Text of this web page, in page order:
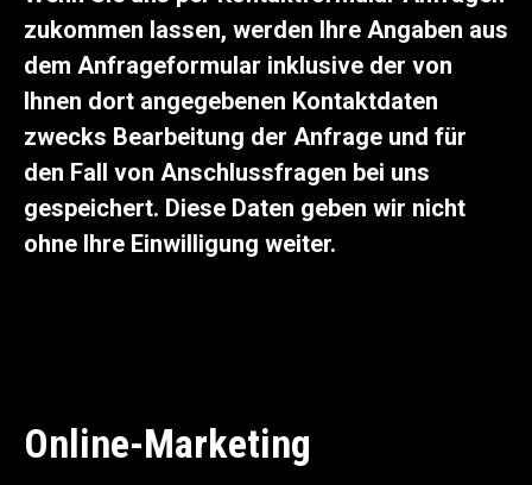
zukommen lassen, werden Ihre Angaben aus
dem Anfrageformular inklusive der von
Ihnen dort angegebenen Kontaktdaten
zwecks Bearbeitung der Anfrage und für
den Fall von Anschlussfragen bei uns
gespeichert. Diese Daten geben wir nicht
ohne Ihre Einwilligung weiter.
Online-Marketing